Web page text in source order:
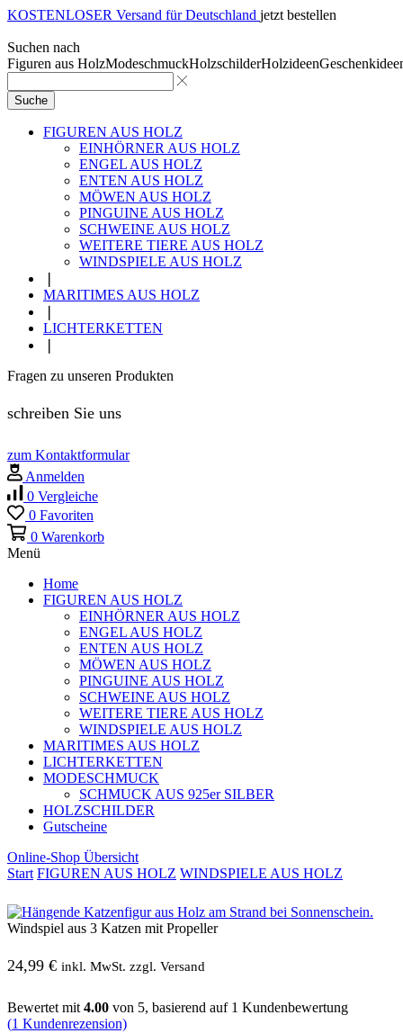
KOSTENLOSER Versand für Deutschland jetzt bestellen
Suchen nach
Figuren aus HolzModeschmuckHolzschilderHolzideen
Suche
FIGUREN AUS HOLZ
EINHÖRNER AUS HOLZ
ENGEL AUS HOLZ
ENTEN AUS HOLZ
MÖWEN AUS HOLZ
PINGUINE AUS HOLZ
SCHWEINE AUS HOLZ
WEITERE TIERE AUS HOLZ
WINDSPIELE AUS HOLZ
MARITIMES AUS HOLZ
LICHTERKETTEN
Fragen zu unseren Produkten
schreiben Sie uns
zum Kontaktformular
Anmelden
0 Vergleiche
0 Favoriten
0 Warenkorb
Menü
Home
FIGUREN AUS HOLZ
EINHÖRNER AUS HOLZ
ENGEL AUS HOLZ
ENTEN AUS HOLZ
MÖWEN AUS HOLZ
PINGUINE AUS HOLZ
SCHWEINE AUS HOLZ
WEITERE TIERE AUS HOLZ
WINDSPIELE AUS HOLZ
MARITIMES AUS HOLZ
LICHTERKETTEN
MODESCHMUCK
SCHMUCK AUS 925er SILBER
HOLZSCHILDER
Gutscheine
Online-Shop Übersicht
Start FIGUREN AUS HOLZ WINDSPIELE AUS HOLZ
Windspiel aus 3 Katzen mit Propeller
24,99 € inkl. MwSt. zzgl. Versand
Bewertet mit 4.00 von 5, basierend auf 1 Kundenbewertung
(1 Kundenrezension)